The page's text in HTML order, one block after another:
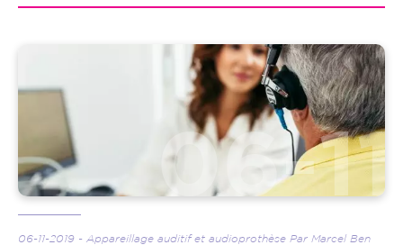
06-11-2019 - Appareillage auditif et audioprothèse Par Marcel Ben